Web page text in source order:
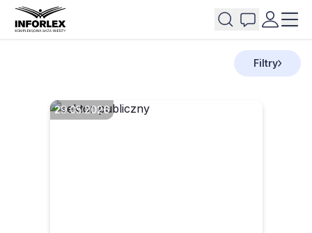
Filtry
29.05.2026